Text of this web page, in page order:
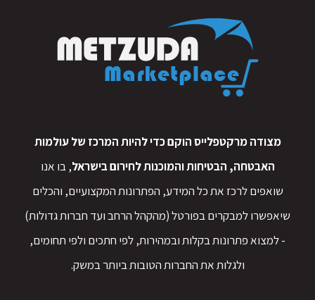
מצודה מרקטפלייס הוקם כדי להיות המרכז של עולמות
האבטחה, הבטיחות והמוכנות לחירום בישראל, בו אנו
שואפים לרכז את כל המידע, הפתרונות המקצועיים, והכלים
שיאפשרו למבקרים בפורטל (מהקהל הרחב ועד חברות גדולות)
- למצוא פתרונות בקלות ובמהירות, לפי חתכים ולפי תחומים,
ולגלות את החברות הטובות ביותר במשק.